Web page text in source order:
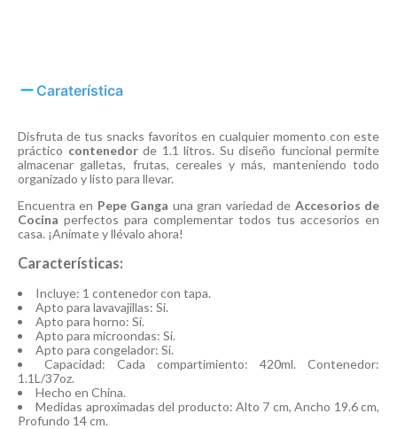
Caraterística
Disfruta de tus snacks favoritos en cualquier momento con este
práctico contenedorde 1.1 litros. Su diseño funcional permite
almacenar galletas, frutas, cereales y más, manteniendo todo
organizado y listo para llevar.
Encuentra en Pepe Ganga una gran variedad de Accesorios de
Cocina perfectos para complementar todos tus accesorios en
casa. ¡Anímate y llévalo ahora!
Características:
Incluye: 1 contenedor con tapa.
Apto para lavavajillas: Si.
Apto para horno: Si.
Apto para microondas: Si.
Apto para congelador: Si.
Capacidad: Cada compartimiento: 420ml. Contenedor:
1.1L/37oz.
Hecho en China.
Medidas aproximadas del producto: Alto 7 cm, Ancho 19.6 cm,
Profundo 14 cm.